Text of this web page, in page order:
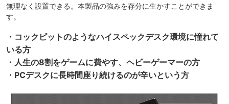
無理なく設置できる。本製品の強みを存分に生かすことができま
す。
・コックピットのようなハイスペックデスク環境に憧れて
いる方
・人生の8割をゲームに費やす、ヘビーゲーマーの方
・PCデスクに長時間座り続けるのが辛いという方